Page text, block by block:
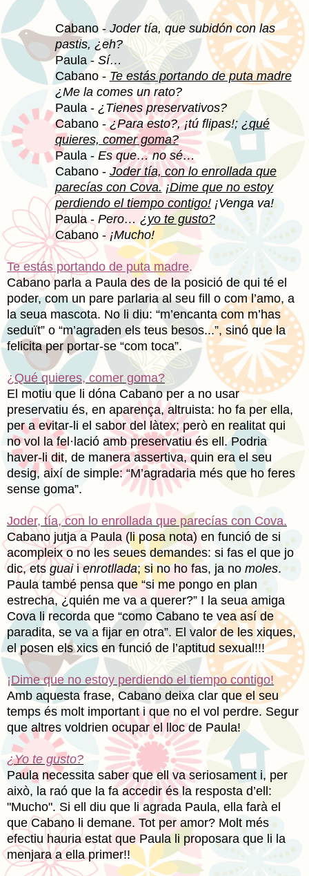
Cabano - Joder tía, que subidón con las
pastis, ¿eh?
Paula - Sí…
Cabano - Te estás portando de puta madre
¿Me la comes un rato?
Paula - ¿Tienes preservativos?
Cabano -¿Para esto?, ¡tú flipas!; ¿qué
quieres, comer goma?
Paula - Es que… no sé…
Cabano - Joder tía, con lo enrollada que
parecías con Cova. ¡Dime que no estoy
perdiendo el tiempo contigo!¡Venga va!
Paula - Pero… ¿yo te gusto?
Cabano - ¡Mucho!
Te estás portando de puta madre.
Cabano parla a Paula des de la posició de qui té el
poder, com un pare parlaria al seu fill o com l’amo, a
la seua mascota. No li diu: “m’encanta com m’has
seduït” o “m’agraden els teus besos...”, sinó que la
felicita per portar-se “com toca”.
¿Qué quieres, comer goma?
El motiu que li dóna Cabano per a no usar
preservatiu és, en aparença, altruista: ho fa per ella,
per a evitar-li el sabor del làtex; però en realitat qui
no vol la fel·lació amb preservatiu és ell. Podria
haver-li dit, de manera assertiva, quin era el seu
desig, així de simple: “M’agradaria més que ho feres
sense goma”.
Joder, tía, con lo enrollada que parecías con Cova.
Cabano jutja a Paula (li posa nota) en funció de si
acompleix o no les seues demandes: si fas el que jo
dic, ets guaiienrotllada; si no ho fas, ja no moles.
Paula també pensa que “si me pongo en plan
estrecha, ¿quién me va a querer?” I la seua amiga
Cova li recorda que “como Cabano te vea así de
paradita, se va a fijar en otra”. El valor de les xiques,
el posen els xics en funció de l’aptitud sexual!!!
¡Dime que no estoy perdiendo el tiempo contigo!
Amb aquesta frase, Cabano deixa clar que el seu
temps és molt important i que no el vol perdre. Segur
que altres voldrien ocupar el lloc de Paula!
¿Yo te gusto?
Paula necessita saber que ell va seriosament i, per
això, la raó que la fa accedir és la resposta d’ell:
"Mucho". Si ell diu que li agrada Paula, ella farà el
que Cabano li demane. Tot per amor? Molt més
efectiu hauria estat que Paula li proposara que li la
menjara a ella primer!!